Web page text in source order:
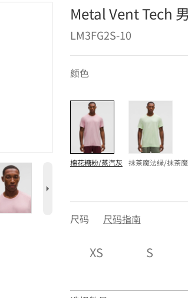
5
Metal Vent Tech
LM3FG2S-10
颜色
棉花糖粉/蒸汽灰 抹茶魔法绿/抹茶
尺码 尺码指南
XS S